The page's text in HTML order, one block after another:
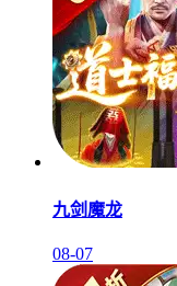
九剑魔龙
08-07